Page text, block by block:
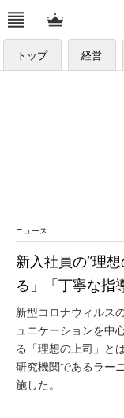
トップ 経営
ニュース
新入社員の“理
る」「丁寧な指
新型コロナウィルス
ュニケーションを中
る「理想の上司」と
研究機関であるラー
施した。